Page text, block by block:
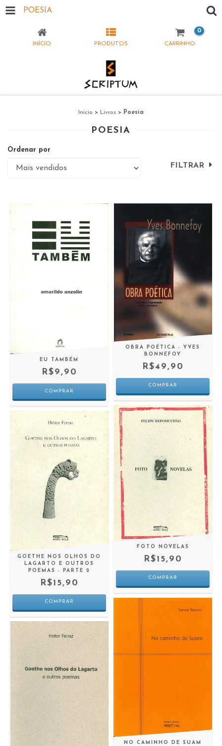
POESIA
INÍCIO PRODUTOS CARRINHO
0
Início > Livros > Poesia
POESIA
Ordenar por
FILTRAR
EU TAMBÉM
R$9,90
OBRA POÉTICA - YVES
BONNEFOY
R$49,90
GOETHE NOS OLHOS DO
LAGARTO E OUTROS
POEMAS - PARTE 2
R$15,90
FOTO NOVELAS
R$15,90
NO CAMINHO DE SUAM